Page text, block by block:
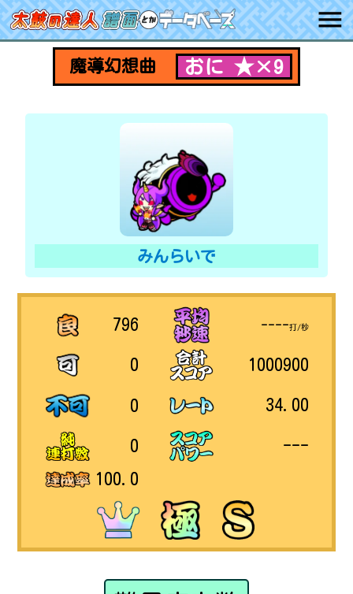
魔導幻想曲 おに ★×9
みんらいで
796
0
0
0
100.0
----打/秒
1000900
34.00
---